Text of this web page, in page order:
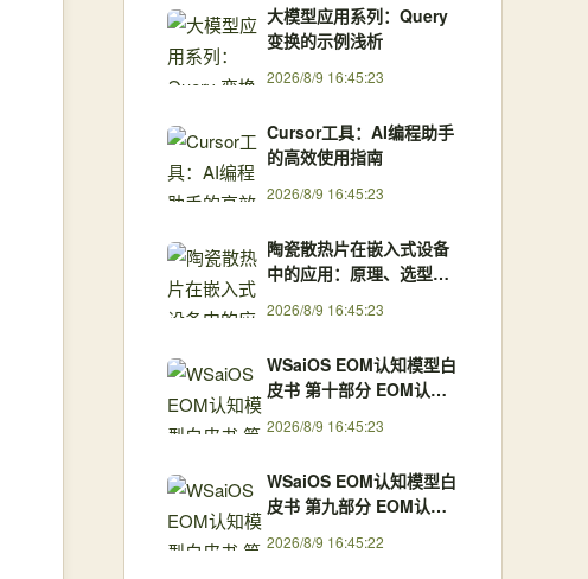
大模型应用系列：Query
变换的示例浅析
2026/8/9 16:45:23
Cursor工具：AI编程助手
的高效使用指南
2026/8/9 16:45:23
陶瓷散热片在嵌入式设备
中的应用：原理、选型与
2026/8/9 16:45:23
WSaiOS EOM认知模型白
皮书 第十部分 EOM认知
2026/8/9 16:45:23
WSaiOS EOM认知模型白
皮书 第九部分 EOM认知
比较
2026/8/9 16:45:22